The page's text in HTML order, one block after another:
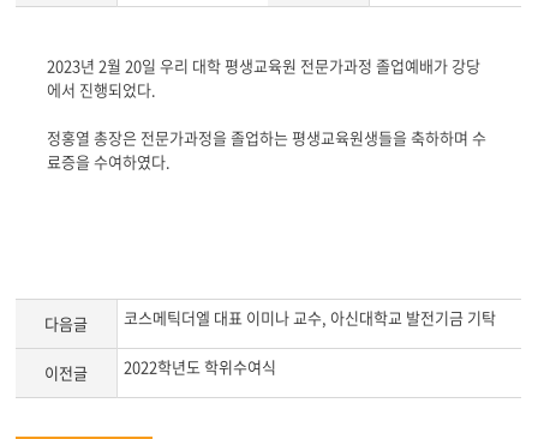
게
시
본
문
2023년 2월 20일 우리 대학 평생교육원 전문가과정 졸업예배가 강당
에서 진행되었다.
정홍열 총장은 전문가과정을 졸업하는 평생교육원생들을 축하하며 수
료증을 수여하였다.
다음글 코스메틱더엘 대표 이미나 교수, 아신대학교 발전기금 기탁
이전글 2022학년도 학위수여식